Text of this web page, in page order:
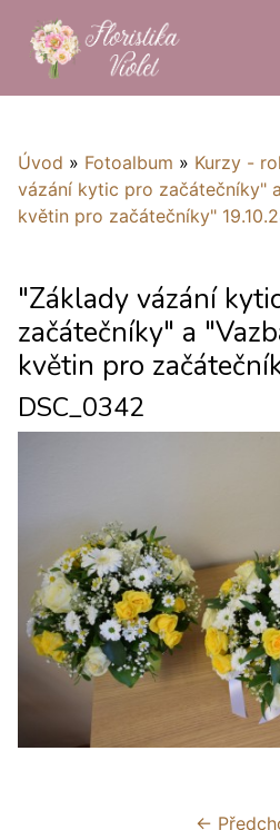
Úvod » Fotoalbum » Kurzy -
vázání kytic pro začátečníky"
květin pro začátečníky"
"Základy vázání
začátečníky" a
květin pro
DSC_0342
←